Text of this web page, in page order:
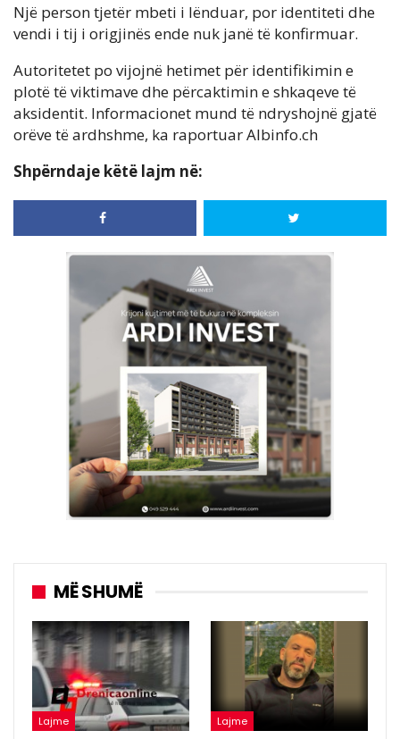
Një person tjetër mbeti i lënduar, por identiteti dhe
vendi i tij i origjinës ende nuk janë të konfirmuar.
Autoritetet po vijojnë hetimet për identifikimin e
plotë të viktimave dhe përcaktimin e shkaqeve të
aksidentit. Informacionet mund të ndryshojnë gjatë
orëve të ardhshme, ka raportuar Albinfo.ch
Shpërndaje këtë lajm në:
MË SHUMË
Lajme Lajme